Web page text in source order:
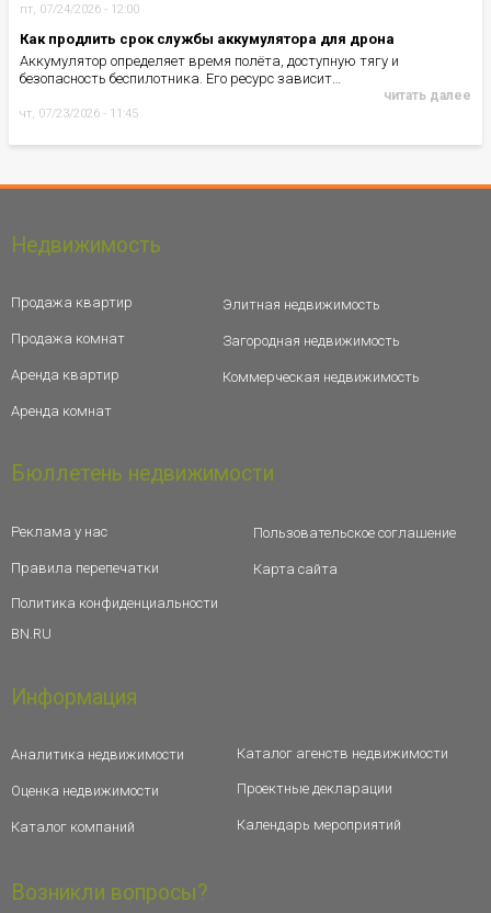
пт, 07/24/2026 - 12:00
Как продлить срок службы аккумулятора для дрона
Аккумулятор определяет время полёта, доступную тягу и
безопасность беспилотника. Его ресурс зависит…
читать далее
чт, 07/23/2026 - 11:45
Недвижимость
Продажа квартир
Продажа комнат
Аренда квартир
Аренда комнат
Элитная недвижимость
Загородная недвижимость
Коммерческая недвижимость
Бюллетень недвижимости
Реклама у нас
Правила перепечатки
Политика конфиденциальности
BN.RU
Пользовательское соглашение
Карта сайта
Информация
Аналитика недвижимости
Оценка недвижимости
Каталог компаний
Каталог агенств недвижимости
Проектные декларации
Календарь мероприятий
Возникли вопросы?